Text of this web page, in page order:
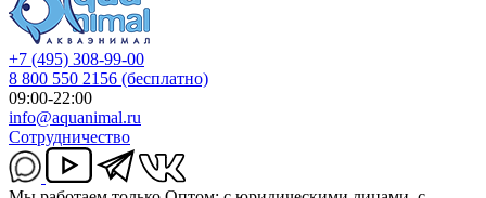
+7 (495) 308-99-00
8 800 550 2156 (бесплатно)
09:00-22:00
info@aquanimal.ru
Сотрудничество